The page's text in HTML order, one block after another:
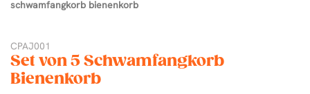
schwamfangkorb bienenkorb
CPAJ001
Set von 5 Schwamfangkorb
Bienenkorb